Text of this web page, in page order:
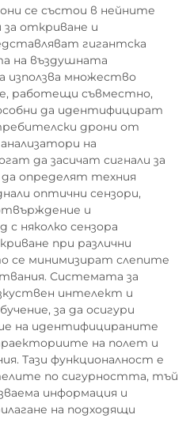
се състои в нейните
откриване и
гигантска
на въздушната
използва множество
работещи съвместно,
да идентифицират
дрони от
на
да засичат сигнали за
да определят техния
оптични сензори,
и
с няколко сензора
при различни
се минимизират слепите
Системата за
интелект и
за да осигури
на идентифицираните
на полет и
Тази функционалност е
по сигурността, тъй
информация и
на подходящи